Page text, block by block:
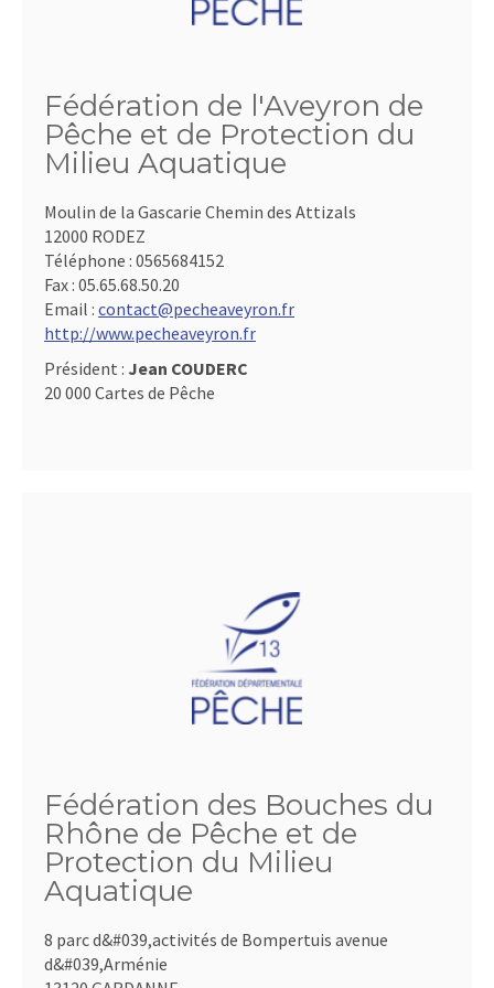
Fédération de l'Aveyron de
Pêche et de Protection du
Milieu Aquatique
Moulin de la Gascarie Chemin des Attizals
12000 RODEZ
Téléphone : 0565684152
Fax : 05.65.68.50.20
Email : contact@pecheaveyron.fr
http://www.pecheaveyron.fr
Président : Jean COUDERC
20 000 Cartes de Pêche
Fédération des Bouches du
Rhône de Pêche et de
Protection du Milieu
Aquatique
8 parc d&#039,activités de Bompertuis avenue
d&#039,Arménie